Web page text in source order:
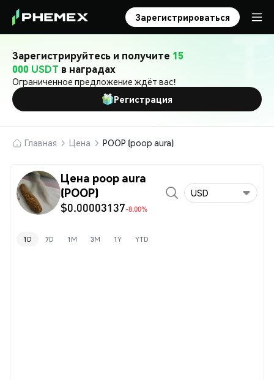
Зарегистрироваться
Зарегистрируйтесь и получите 15
000 USDT в наградах
Ограниченное предложение ждёт вас!
Регистрация
Главная Цена POOP (poop aura)
Цена poop aura
(POOP)
$0.00003137-8.00%
USD
1D 7D 1M 3M 1Y YTD